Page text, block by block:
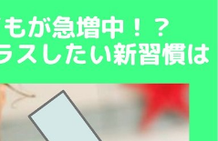
暮らし
学び・教育